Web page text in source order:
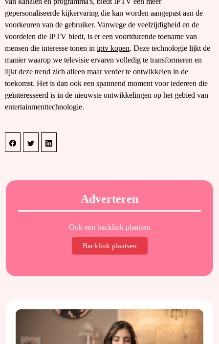
gepersonaliseerde kijkervaring die kan worden aangepast aan de
voorkeuren van de gebruiker. Vanwege de veelzijdigheid en de
voordelen die IPTV biedt, is er een voortdurende toename van
mensen die interesse tonen in iptv kopen. Deze technologie lijkt de
manier waarop we televisie ervaren volledig te transformeren en
lijkt deze trend zich alleen maar verder te ontwikkelen in de
toekomst. Het is dan ook een spannend moment voor iedereen die
geïnteresseerd is in de nieuwste ontwikkelingen op het gebied van
entertainmenttechnologie.
Adverteren
Ook een backlink plaatsen
Backlink plaatsen